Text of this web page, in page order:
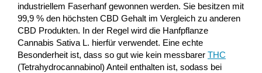
industriellem Faserhanf gewonnen werden. Sie besitzen mit
99,9 % den höchsten CBD Gehalt im Vergleich zu anderen
CBD Produkten. In der Regel wird die Hanfpflanze
Cannabis Sativa L. hierfür verwendet. Eine echte
Besonderheit ist, dass so gut wie kein messbarer THC
(Tetrahydrocannabinol) Anteil enthalten ist, sodass bei